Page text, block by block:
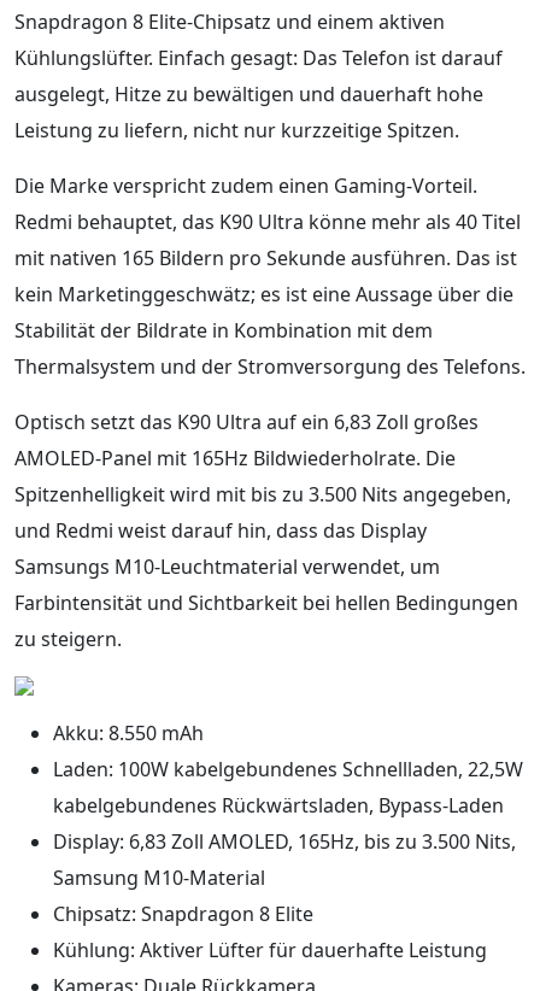
Snapdragon 8 Elite-Chipsatz und einem aktiven
Kühlungslüfter. Einfach gesagt: Das Telefon ist darauf
ausgelegt, Hitze zu bewältigen und dauerhaft hohe
Leistung zu liefern, nicht nur kurzzeitige Spitzen.
Die Marke verspricht zudem einen Gaming-Vorteil.
Redmi behauptet, das K90 Ultra könne mehr als 40 Titel
mit nativen 165 Bildern pro Sekunde ausführen. Das ist
kein Marketinggeschwätz; es ist eine Aussage über die
Stabilität der Bildrate in Kombination mit dem
Thermalsystem und der Stromversorgung des Telefons.
Optisch setzt das K90 Ultra auf ein 6,83 Zoll großes
AMOLED-Panel mit 165Hz Bildwiederholrate. Die
Spitzenhelligkeit wird mit bis zu 3.500 Nits angegeben,
und Redmi weist darauf hin, dass das Display
Samsungs M10-Leuchtmaterial verwendet, um
Farbintensität und Sichtbarkeit bei hellen Bedingungen
zu steigern.
Akku: 8.550 mAh
Laden: 100W kabelgebundenes Schnellladen, 22,5W
kabelgebundenes Rückwärtsladen, Bypass-Laden
Display: 6,83 Zoll AMOLED, 165Hz, bis zu 3.500 Nits,
Samsung M10-Material
Chipsatz: Snapdragon 8 Elite
Kühlung: Aktiver Lüfter für dauerhafte Leistung
Kameras: Duale Rückkamera